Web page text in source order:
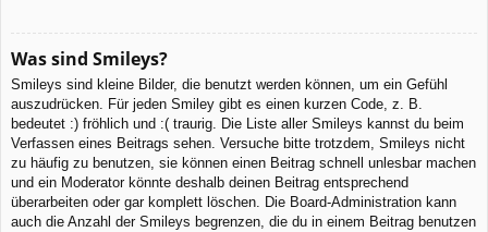
Was sind Smileys?
Smileys sind kleine Bilder, die benutzt werden können, um ein Gefühl
auszudrücken. Für jeden Smiley gibt es einen kurzen Code, z. B.
bedeutet :) fröhlich und :( traurig. Die Liste aller Smileys kannst du beim
Verfassen eines Beitrags sehen. Versuche bitte trotzdem, Smileys nicht
zu häufig zu benutzen, sie können einen Beitrag schnell unlesbar machen
und ein Moderator könnte deshalb deinen Beitrag entsprechend
überarbeiten oder gar komplett löschen. Die Board-Administration kann
auch die Anzahl der Smileys begrenzen, die du in einem Beitrag benutzen